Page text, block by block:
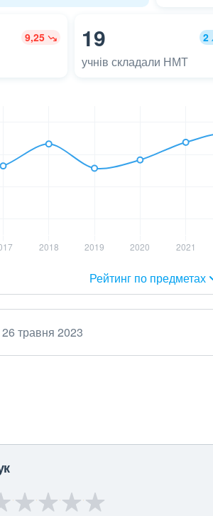
9,25 19 2
учнів складали НМТ
Рейтинг по предметах
травня 2023